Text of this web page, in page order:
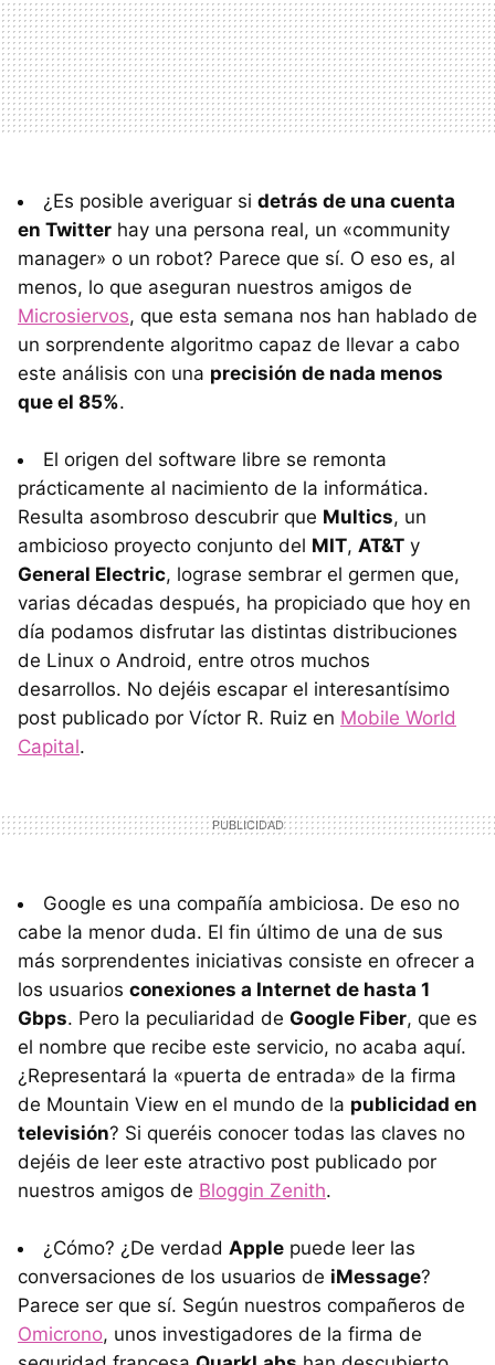
¿Es posible averiguar si detrás de una cuenta
en Twitter hay una persona real, un «community
manager» o un robot? Parece que sí. O eso es, al
menos, lo que aseguran nuestros amigos de
Microsiervos, que esta semana nos han hablado de
un sorprendente algoritmo capaz de llevar a cabo
este análisis con una precisión de nada menos
que el 85%.
El origen del software libre se remonta
prácticamente al nacimiento de la informática.
Resulta asombroso descubrir que Multics, un
ambicioso proyecto conjunto del MIT, AT&T y
General Electric, lograse sembrar el germen que,
varias décadas después, ha propiciado que hoy en
día podamos disfrutar las distintas distribuciones
de Linux o Android, entre otros muchos
desarrollos. No dejéis escapar el interesantísimo
post publicado por Víctor R. Ruiz en Mobile World
Capital.
Google es una compañía ambiciosa. De eso no
cabe la menor duda. El fin último de una de sus
más sorprendentes iniciativas consiste en ofrecer a
los usuarios conexiones a Internet de hasta 1
Gbps. Pero la peculiaridad de Google Fiber, que es
el nombre que recibe este servicio, no acaba aquí.
¿Representará la «puerta de entrada» de la firma
de Mountain View en el mundo de la publicidad en
televisión? Si queréis conocer todas las claves no
dejéis de leer este atractivo post publicado por
nuestros amigos de Bloggin Zenith.
¿Cómo? ¿De verdad Apple puede leer las
conversaciones de los usuarios de iMessage?
Parece ser que sí. Según nuestros compañeros de
Omicrono, unos investigadores de la firma de